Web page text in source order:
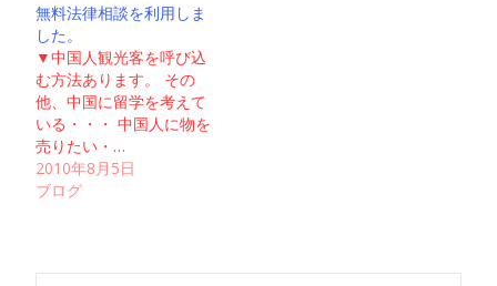
無料法律相談を利用しま
した。
▼中国人観光客を呼び込
む方法あります。 その
他、中国に留学を考えて
いる・・・ 中国人に物を
売りたい・…
2010年8月5日
ブログ